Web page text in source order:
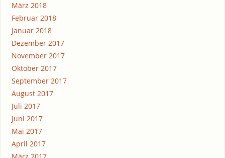
März 2018
Februar 2018
Januar 2018
Dezember 2017
November 2017
Oktober 2017
September 2017
August 2017
Juli 2017
Juni 2017
Mai 2017
April 2017